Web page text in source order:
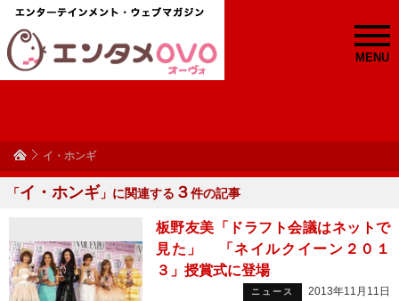
MENU
イ・ホンギ
「イ・ホンギ 」に関連する ３件の記事
板野友美「ドラフト会議はネットで
見た」 「ネイルクイーン２０１
３」授賞式に登場
ニュース 2013年11月11日